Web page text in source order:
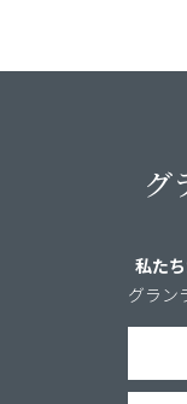
グ
私た
グラン